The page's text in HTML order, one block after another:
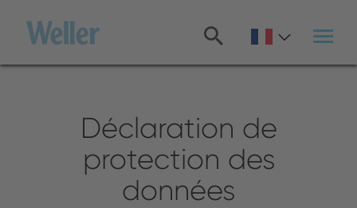
principal
Déclaration de
protection des
données